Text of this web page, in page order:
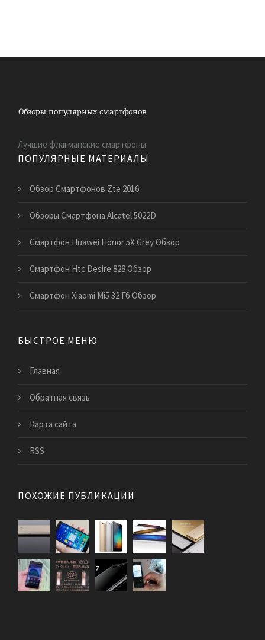
Лучшие флагманские смартфоны
ПОПУЛЯРНЫЕ МАТЕРИАЛЫ
Обзор Смартфонов Zte 2016
Обзоры Смартфона Alcatel 5022D
Смартфон Huawei Honor 5X Grey Обзор
Смартфон Htc Desire 828 Обзор
Смартфон Xiaomi Mi5 32 Гб Обзор
БЫСТРОЕ МЕНЮ
Главная
Обратная связь
Карта сайта
RSS
ПОХОЖИЕ ПУБЛИКАЦИИ